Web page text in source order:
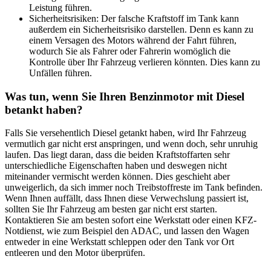
Leistung führen.
Sicherheitsrisiken: Der falsche Kraftstoff im Tank kann
außerdem ein Sicherheitsrisiko darstellen. Denn es kann zu
einem Versagen des Motors während der Fahrt führen,
wodurch Sie als Fahrer oder Fahrerin womöglich die
Kontrolle über Ihr Fahrzeug verlieren könnten. Dies kann zu
Unfällen führen.
Was tun, wenn Sie Ihren Benzinmotor mit Diesel
betankt haben?
Falls Sie versehentlich Diesel getankt haben, wird Ihr Fahrzeug
vermutlich gar nicht erst anspringen, und wenn doch, sehr unruhig
laufen. Das liegt daran, dass die beiden Kraftstoffarten sehr
unterschiedliche Eigenschaften haben und deswegen nicht
miteinander vermischt werden können. Dies geschieht aber
unweigerlich, da sich immer noch Treibstoffreste im Tank befinden.
Wenn Ihnen auffällt, dass Ihnen diese Verwechslung passiert ist,
sollten Sie Ihr Fahrzeug am besten gar nicht erst starten.
Kontaktieren Sie am besten sofort eine Werkstatt oder einen KFZ-
Notdienst, wie zum Beispiel den ADAC, und lassen den Wagen
entweder in eine Werkstatt schleppen oder den Tank vor Ort
entleeren und den Motor überprüfen.